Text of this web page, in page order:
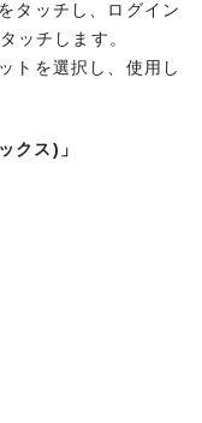
タッチし、ログイン
ッチします。
トを選択し、使用し
クス)」